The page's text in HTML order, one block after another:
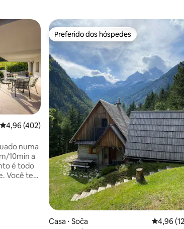
4,96 de uma avaliação média de 5, 402 avaliações
4,96 (402)
numa
10min a
é todo
Você terá
Preferido dos hóspedes
Preferido dos hóspedes
Casa ⋅ Soča 4,96 de
4,96